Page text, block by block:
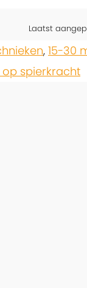
Laatst
, 15-30
spierkracht